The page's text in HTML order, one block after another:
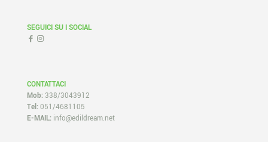
SEGUICI SU I SOCIAL
CONTATTACI
Mob: 338/3043912
Tel: 051/4681105
E-MAIL: info@edildream.net